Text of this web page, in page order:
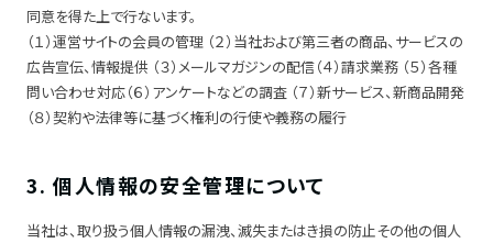
同意を得た上で行ないます。
（１）運営サイトの会員の管理 （２）当社および第三者の商品、サービスの
広告宣伝、情報提供 （３）メールマガジンの配信（４）請求業務 （５）各種
問い合わせ対応（６）アンケートなどの調査 （７）新サービス、新商品開発
（８）契約や法律等に基づく権利の行使や義務の履行
3. 個人情報の安全管理について
当社は、取り扱う個人情報の漏洩、滅失またはき損の防止その他の個人